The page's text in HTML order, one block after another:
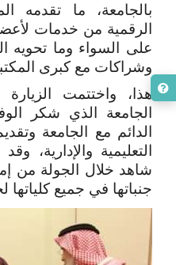
بالجامعة، ما تقدمه
الرقمية من خدمات
على السواء وما تحويه
وشراكات مع كبرى
هذا، واختتمت
الجامعة الذي شكر
الدائم مع الجامعة
التعليمية والإدارية،
شاهد خلال الجولة من
جنباتها في جميع